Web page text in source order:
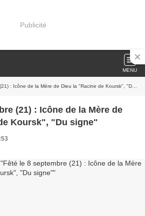
Publicité
MENU
: Icône de la Mère de Dieu la "Racine de Koursk", "Du signe"
(21) : Icône de la Mère de
Koursk", "Du signe"